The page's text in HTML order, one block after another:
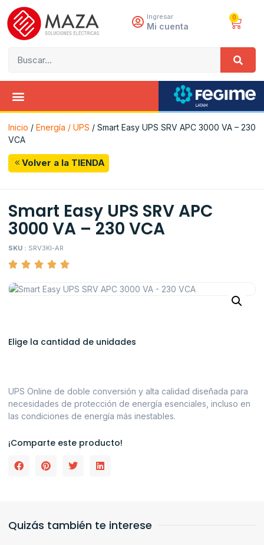
Ingresar
Mi cuenta
0
Inicio / Energía / UPS / Smart Easy UPS SRV APC 3000 VA – 230
VCA
Volver a la TIENDA
Smart Easy UPS SRV APC
3000 VA – 230 VCA
SKU : SRV3KI-AR
Elige la cantidad de unidades
UPS Online de doble conversión y alta calidad diseñada para
necesidades de protección de energía esenciales, incluso en
las condiciones de energía más inestables.
¡Comparte este producto!
Quizás también te interese